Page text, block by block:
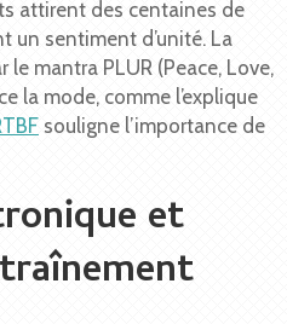
attirent des centaines de
un sentiment d’unité. La
le mantra PLUR (Peace, Love,
la mode, comme l’explique
souligne l’importance de
et